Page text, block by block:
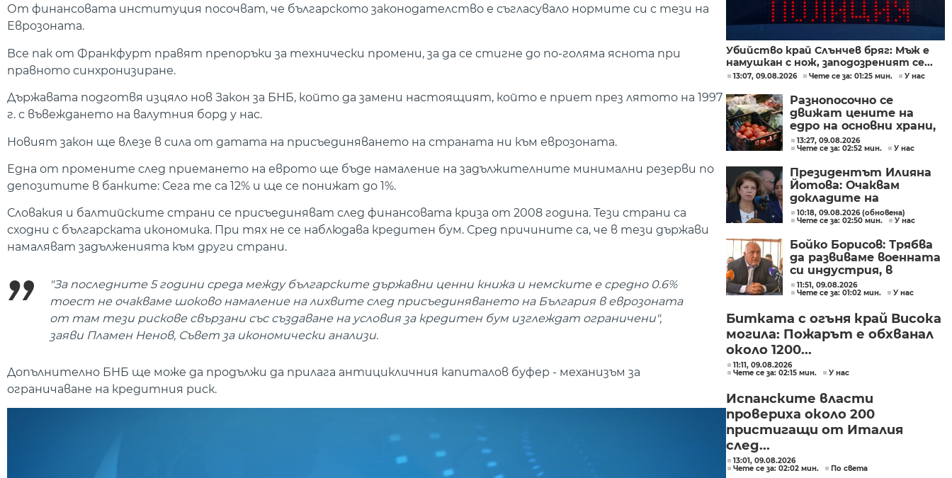
От финансовата институция посочват, че българското законодателство е съгласувало нормите си с тези на
Еврозоната.
Все пак от Франкфурт правят препоръки за технически промени, за да се стигне до по-голяма яснота при
правното синхронизиране.
Държавата подготвя изцяло нов Закон за БНБ, който да замени настоящият, който е приет през лятото на 1997
г. с въвеждането на валутния борд у нас.
Новият закон ще влезе в сила от датата на присъединяването на страната ни към еврозоната.
Една от промените след приемането на еврото ще бъде намаление на задължителните минимални резерви по
депозитите в банките: Сега те са 12% и ще се понижат до 1%.
Словакия и балтийските страни се присъединяват след финансовата криза от 2008 година. Тези страни са
сходни с българската икономика. При тях не се наблюдава кредитен бум. Сред причините са, че в тези държави
намаляват задълженията към други страни.
"За последните 5 години среда между българските държавни ценни книжа и немските е средно 0.6%
тоест не очакваме шоково намаление на лихвите след присъединяването на България в еврозоната
от там тези рискове свързани със създаване на условия за кредитен бум изглеждат ограничени",
заяви Пламен Ненов, Съвет за икономически анализи.
Допълнително БНБ ще може да продължи да прилага антицикличния капиталов буфер - механизъм за
ограничаване на кредитния риск.
Убийство край Слънчев бряг: Мъж е
намушкан с нож, заподозреният се...
13:07, 09.08.2026 Чете се за: 01:25 мин. У нас
Разнопосочно се
движат цените на
едро на основни храни,
плодове и зеленчуци
тази седмица
13:27, 09.08.2026
Чете се за: 02:52 мин.
У нас
Президентът Илияна
Йотова: Очаквам
докладите на
службите какъв е
дронът и каква е била
неговата роля
10:18, 09.08.2026 (обновена)
Чете се за: 02:50 мин.
У нас
Бойко Борисов: Трябва
да развиваме военната
си индустрия, в
момента това не се
прави
11:51, 09.08.2026
Чете се за: 01:02 мин.
У нас
Битката с огъня край Висока
могила: Пожарът е обхванал
около 1200...
11:11, 09.08.2026
Чете се за: 02:15 мин.
У нас
Испанските власти
провериха около 200
пристигащи от Италия
след...
13:01, 09.08.2026
Чете се за: 02:02 мин.
По света